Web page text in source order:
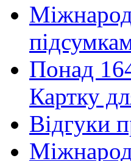
Понад
Картку
Відгуки